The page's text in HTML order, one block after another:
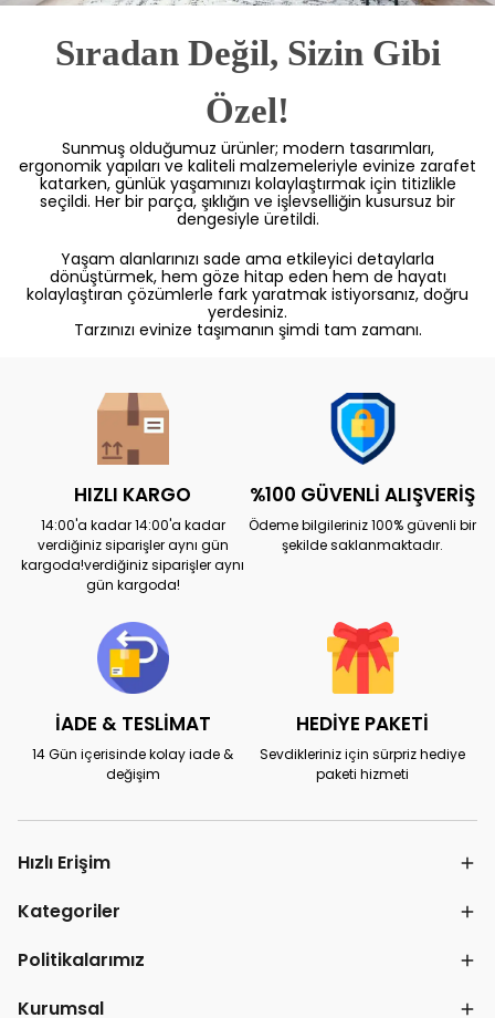
Sıradan Değil, Sizin Gibi
Özel!
Sunmuş olduğumuz ürünler; modern tasarımları,
ergonomik yapıları ve kaliteli malzemeleriyle evinize zarafet
katarken, günlük yaşamınızı kolaylaştırmak için titizlikle
seçildi. Her bir parça, şıklığın ve işlevselliğin kusursuz bir
dengesiyle üretildi.
Yaşam alanlarınızı sade ama etkileyici detaylarla
dönüştürmek, hem göze hitap eden hem de hayatı
kolaylaştıran çözümlerle fark yaratmak istiyorsanız, doğru
yerdesiniz.
Tarzınızı evinize taşımanın şimdi tam zamanı.
HIZLI KARGO
14:00'a kadar 14:00'a kadar
verdiğiniz siparişler aynı gün
kargoda!verdiğiniz siparişler aynı
gün kargoda!
%100 GÜVENLİ ALIŞVERİŞ
Ödeme bilgileriniz 100% güvenli bir
şekilde saklanmaktadır.
İADE & TESLİMAT
14 Gün içerisinde kolay iade &
değişim
HEDİYE PAKETİ
Sevdikleriniz için sürpriz hediye
paketi hizmeti
Hızlı Erişim
Kategoriler
Politikalarımız
Kurumsal